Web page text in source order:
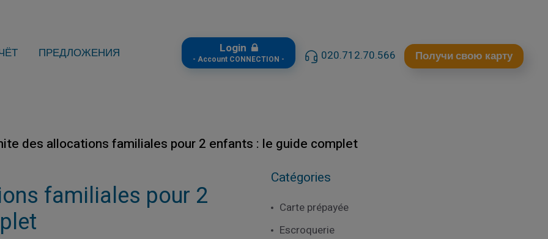
ПРЕДЛОЖЕНИЯ Login
- Account CONNECTION - 020.712.70.566 Получи свою карту
des allocations familiales pour 2 enfants : le guide complet
familiales pour 2
Catégories
Carte prépayée
Escroquerie